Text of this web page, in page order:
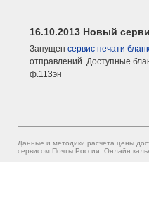
16.10.2013 Новый
Запущен сервис печати
отправлений. Доступные
ф.113эн
Данные и методики расчета цены
сервисом Почты России. Онлайн